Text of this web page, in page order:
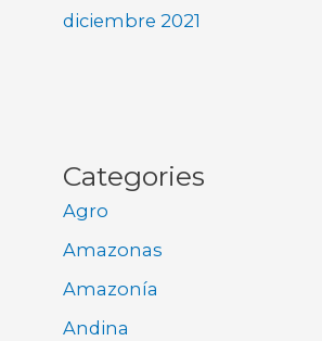
diciembre 2021
Categories
Agro
Amazonas
Amazonía
Andina